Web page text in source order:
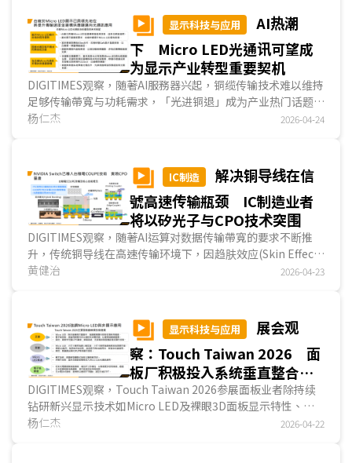
米压印微影(NIL)虽仍在克服技术与良率，但被业界看好。整
体而言，超透镜正蓬勃发展中。...显示科技与应用
AI热潮
下 Micro LED光通讯可望成
为显示产业转型重要契机
DIGITIMES观察，随著AI服務器兴起，铜缆传输技术难以维持
足够传输帶寬与功耗需求，「光进铜退」成为产业热门话题。
光通讯根据传输距离，可分为CW-DFB、VCSEL及Micro LED
传输主流。现阶段臺厂在Micro LED显示技术与量产能力皆具
全球领先地位，尤其在巨量转移位置精度与Micro LED晶粒密
度皆占优势，对于臺厂向光通讯扩展帮助甚大。...
杨仁杰 2026-04-24
IC制造
解决铜导线在信
號高速传输瓶颈 IC制造业者
将以矽光子与CPO技术突围
DIGITIMES观察，随著AI运算对数据传输帶寬的要求不断推
升，传统铜导线在高速传输环境下，因趋肤效应(Skin Effect)
将导致信號损耗急剧上升，难以支撑次時代數據中心扩张。矽
变器将从MZM转向更具能效及整合优势的MRM。在矽光子与
CPO供应链发展上，臺积电开发的COUPE架构已成为推动矽
光子及CPO技术落地的重要技术，而英特尔、三星电子、格罗
方德及联电等大厂则持续加强相关领域布局。...
黄健治 2026-04-23
显示科技与应用
展会观
察：Touch Taiwan 2026 面
板厂积极投入系统垂直整合与
非显示事业 开拓新利基
DIGITIMES观察，Touch Taiwan 2026参展面板业者除持续
钻研新兴显示技术如Micro LED及裸眼3D面板显示特性、并
持续改进IT用TFT LCD省电性以因应AI时代对IT产业的冲击
杨仁杰 2026-04-22